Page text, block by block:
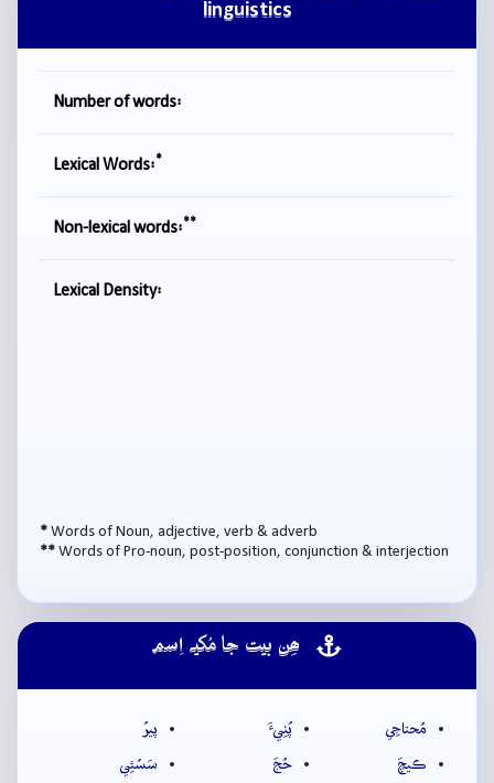
linguistics
Number of words:
Lexical Words:*
Non-lexical words:**
Lexical Density:
* Words of Noun, adjective, verb & adverb
** Words of Pro-noun, post-position, conjunction & interjection
ھِن بيت جا مُکيہ اِسم
مُحتاجِي پُٺِيءَ
پيرُ
ڪيچَ
حُجَ سَسُئِي